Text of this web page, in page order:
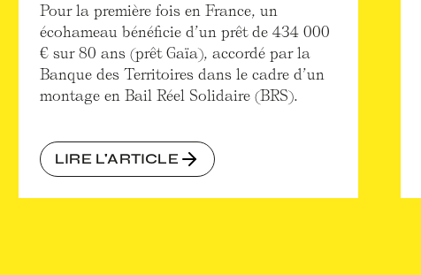
Pour la première fois en France, un
écohameau bénéficie d’un prêt de 434 000
€ sur 80 ans (prêt Gaïa), accordé par la
Banque des Territoires dans le cadre d’un
montage en Bail Réel Solidaire (BRS).
LIRE L'ARTICLE